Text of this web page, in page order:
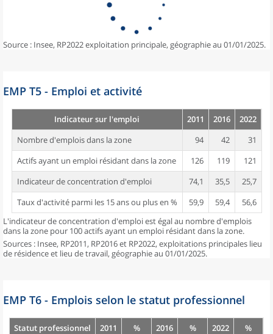
Source : Insee, RP2022 exploitation principale, géographie au 01/01/2025.
EMP T5 - Emploi et activité
Indicateur sur l'emploi 2011 2016
2022
Nombre d'emplois dans la zone
94 42
31
Actifs ayant un emploi résidant dans la zone
126 119
121
Indicateur de concentration d'emploi
74,1 35,5
25,7
Taux d'activité parmi les 15 ans ou plus en %
59,9 59,4
56,6
L'indicateur de concentration d'emploi est égal au nombre d'emplois
dans la zone pour 100 actifs ayant un emploi résidant dans la zone.
Sources : Insee, RP2011, RP2016 et RP2022, exploitations principales lieu
de résidence et lieu de travail, géographie au 01/01/2025.
EMP T6 - Emplois selon le statut professionnel
Statut professionnel 2011 % 2016 % 2022
%